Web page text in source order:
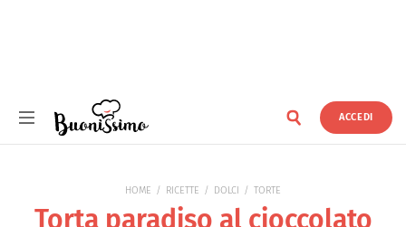
ACCEDI
HOME RICETTE DOLCI TORTE
Torta paradiso al cioccolato